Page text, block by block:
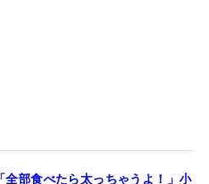
「全部食べたら太っちゃうよ！」小